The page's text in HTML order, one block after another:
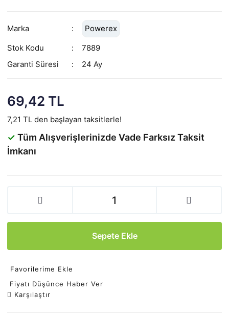
Marka
Powerex
Stok Kodu
7889
Garanti Süresi
24 Ay
69,42 TL
7,21 TL den başlayan taksitlerle!
✓ Tüm Alışverişlerinizde Vade Farksız Taksit
İmkanı
Sepete Ekle
Favorilerime Ekle
Fiyatı Düşünce Haber Ver
Karşılaştır